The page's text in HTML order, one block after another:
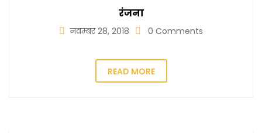
रंजना
नवम्बर 28, 2018 0 Comments
READ MORE